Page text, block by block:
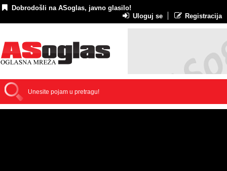
Dobrodošli na ASoglas, javno glasilo!
Uloguj se
Registracija